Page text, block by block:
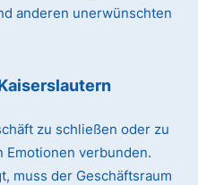
anderen unerwünschten
zu schließen oder zu
verbunden.
muss der Geschäftsraum